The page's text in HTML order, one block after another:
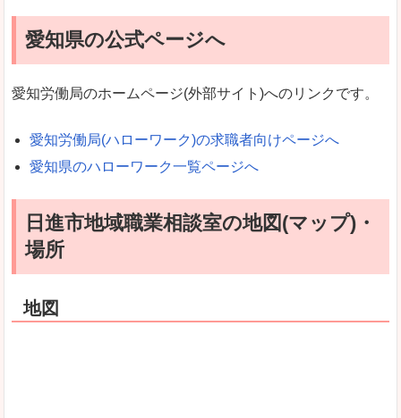
愛知県の公式ページへ
愛知労働局のホームページ(外部サイト)へのリンクです。
愛知労働局(ハローワーク)の求職者向けページへ
愛知県のハローワーク一覧ページへ
日進市地域職業相談室の地図(マップ)・
場所
地図